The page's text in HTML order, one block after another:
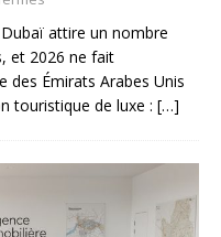
attire un nombre
et 2026 ne fait
des Émirats Arabes Unis
touristique de luxe : […]